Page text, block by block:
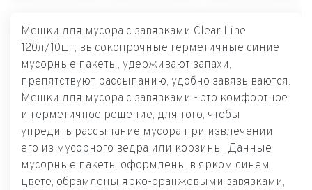
Мешки для мусора с завязками Clear Line
120л/10шт, высокопрочные герметичные синие
мусорные пакеты, удерживают запахи,
препятствуют рассыпанию, удобно завязываются.
Мешки для мусора с завязками - это комфортное
и герметичное решение, для того, чтобы
упредить рассыпание мусора при извлечении
его из мусорного ведра или корзины. Данные
мусорные пакеты оформлены в ярком синем
цвете, обрамлены ярко-оранжевыми завязками,